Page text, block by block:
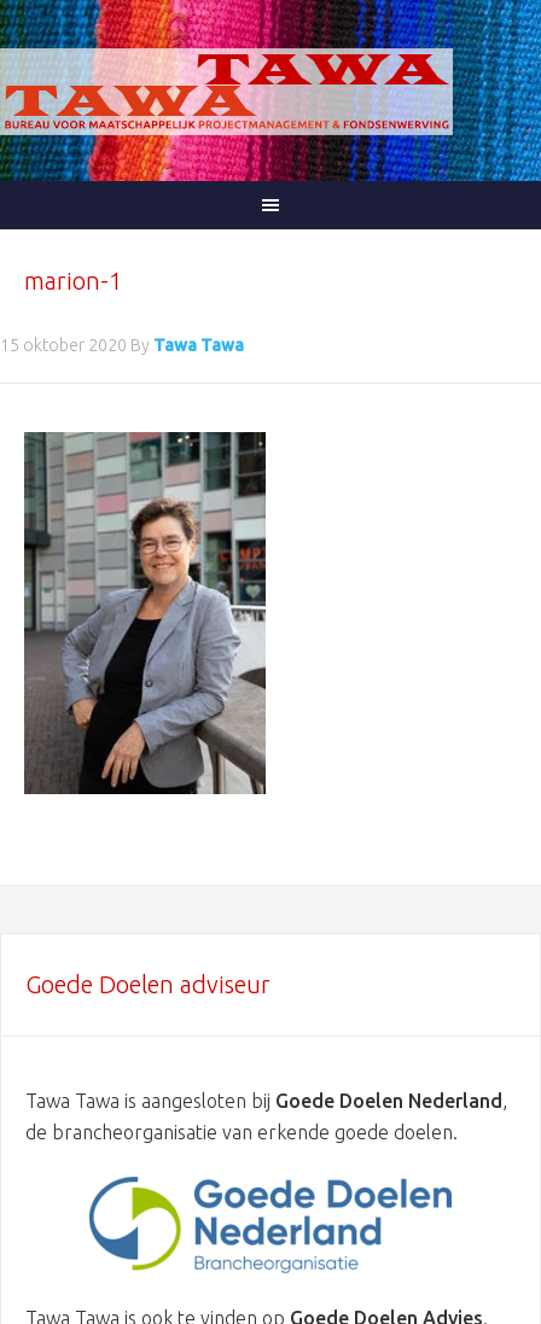
marion-1
15 oktober 2020 By Tawa Tawa
Goede Doelen adviseur
Tawa Tawa is aangesloten bij Goede Doelen Nederland,
de brancheorganisatie van erkende goede doelen.
Tawa Tawa is ook te vinden op Goede Doelen Advies.